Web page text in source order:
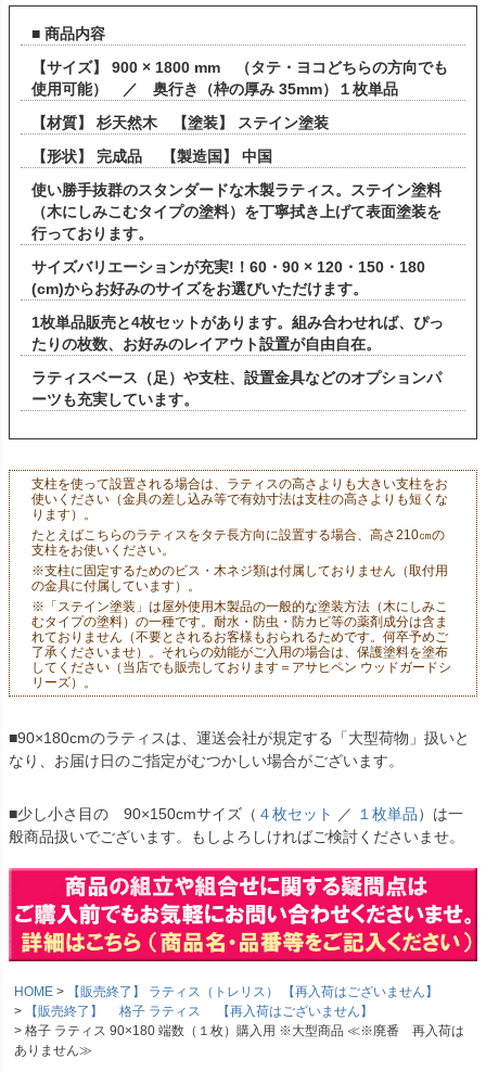
■ 商品内容
【サイズ】 900 × 1800 mm （タテ・ヨコどちらの方向でも
使用可能） ／ 奥行き（枠の厚み 35mm）１枚単品
【材質】 杉天然木 【塗装】 ステイン塗装
【形状】 完成品 【製造国】 中国
使い勝手抜群のスタンダードな木製ラティス。ステイン塗料
（木にしみこむタイプの塗料）を丁寧拭き上げて表面塗装を
行っております。
サイズバリエーションが充実!！60・90 × 120・150・180
(cm)からお好みのサイズをお選びいただけます。
1枚単品販売と4枚セットがあります。組み合わせれば、ぴっ
たりの枚数、お好みのレイアウト設置が自由自在。
ラティスベース（足）や支柱、設置金具などのオプションパ
ーツも充実しています。
支柱を使って設置される場合は、ラティスの高さよりも大きい支柱をお
使いください（金具の差し込み等で有効寸法は支柱の高さよりも短くな
ります）。
たとえばこちらのラティスをタテ長方向に設置する場合、高さ210㎝の
支柱をお使いください。
※支柱に固定するためのビス・木ネジ類は付属しておりません（取付用
の金具に付属しています）。
※「ステイン塗装」は屋外使用木製品の一般的な塗装方法（木にしみこ
むタイプの塗料）の一種です。耐水・防虫・防カビ等の薬剤成分は含ま
れておりません（不要とされるお客様もおられるためです。何卒予めご
了承くださいませ）。それらの効能がご入用の場合は、保護塗料を塗布
してください（当店でも販売しております＝アサヒペン ウッドガードシ
リーズ）。
■90×180cmのラティスは、運送会社が規定する「大型荷物」扱いと
なり、お届け日のご指定がむつかしい場合がございます。
■少し小さ目の 90×150cmサイズ（ ４枚セット ／ １枚単品）は一
般商品扱いでございます。もしよろしければご検討くださいませ。
HOME
【販売終了】 ラティス（トレリス） 【再入荷はございません】
【販売終了】 格子 ラティス 【再入荷はございません】
格子 ラティス 90×180 端数（１枚）購入用 ※大型商品 ≪※廃番 再入荷は
ありません≫